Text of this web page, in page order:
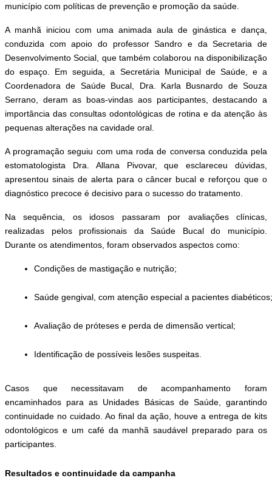
município com políticas de prevenção e promoção da saúde.
A manhã iniciou com uma animada aula de ginástica e dança,
conduzida com apoio do professor Sandro e da Secretaria de
Desenvolvimento Social, que também colaborou na disponibilização
do espaço. Em seguida, a Secretária Municipal de Saúde, e a
Coordenadora de Saúde Bucal, Dra. Karla Busnardo de Souza
Serrano, deram as boas-vindas aos participantes, destacando a
importância das consultas odontológicas de rotina e da atenção às
pequenas alterações na cavidade oral.
A programação seguiu com uma roda de conversa conduzida pela
estomatologista Dra. Allana Pivovar, que esclareceu dúvidas,
apresentou sinais de alerta para o câncer bucal e reforçou que o
diagnóstico precoce é decisivo para o sucesso do tratamento.
Na sequência, os idosos passaram por avaliações clínicas,
realizadas pelos profissionais da Saúde Bucal do município.
Durante os atendimentos, foram observados aspectos como:
Condições de mastigação e nutrição;
Saúde gengival, com atenção especial a pacientes diabéticos;
Avaliação de próteses e perda de dimensão vertical;
Identificação de possíveis lesões suspeitas.
Casos que necessitavam de acompanhamento foram
encaminhados para as Unidades Básicas de Saúde, garantindo
continuidade no cuidado. Ao final da ação, houve a entrega de kits
odontológicos e um café da manhã saudável preparado para os
participantes.
Resultados e continuidade da campanha